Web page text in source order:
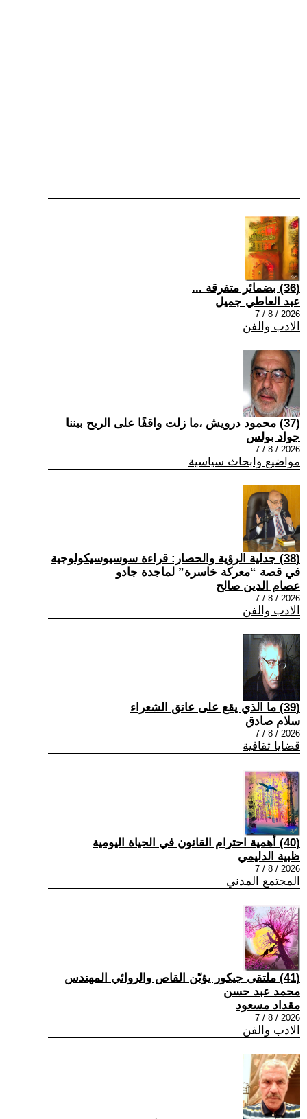
(36) بضمائر متفرقة ...
عبد العاطي جميل
2026 / 8 / 7
الادب والفن
(37) محمود درويش ،ما زلت واقفًا على الريح بيننا
جواد بولس
2026 / 8 / 7
مواضيع وابحاث سياسية
(38) جدلية الرؤية والحصار: قراءة سوسيوسيكولوجية
في قصة “معركة خاسرة” لماجدة جادو
عصام الدين صالح
2026 / 8 / 7
الادب والفن
(39) ما الذي يقع على عاتق الشعراء
سلام صادق
2026 / 8 / 7
قضايا ثقافية
(40) أهمية احترام القانون في الحياة اليومية
ظبية الدليمي
2026 / 8 / 7
المجتمع المدني
(41) ملتقى جيكور يؤبّن القاص والروائي المهندس
محمد عبد حسن
مقداد مسعود
2026 / 8 / 7
الادب والفن